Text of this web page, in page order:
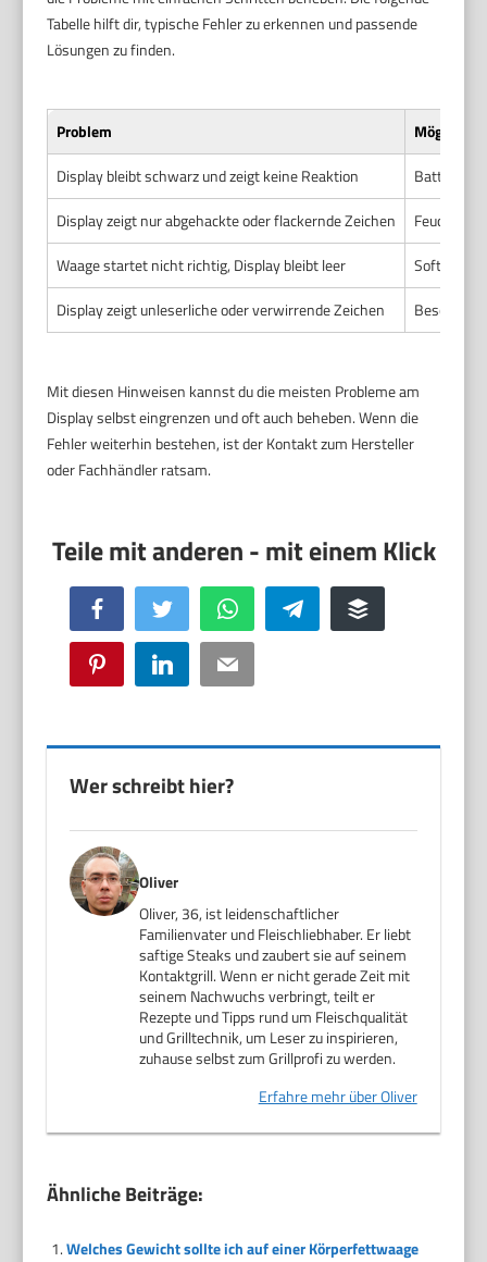
Tabelle hilft dir, typische Fehler zu erkennen und passende
Lösungen zu finden.
Problem
Mögliche
Display bleibt schwarz und zeigt keine Reaktion
Batterien
Display zeigt nur abgehackte oder flackernde Zeichen
Waage startet nicht richtig, Display bleibt leer
Display zeigt unleserliche oder verwirrende Zeichen
Mit diesen Hinweisen kannst du die meisten Probleme am
Display selbst eingrenzen und oft auch beheben. Wenn die
Fehler weiterhin bestehen, ist der Kontakt zum Hersteller
oder Fachhändler ratsam.
Facebook Twitter WhatsApp Telegram Buffer
Pinterest LinkedIn Email
Wer schreibt hier?
Oliver
Oliver, 36, ist leidenschaftlicher
Familienvater und Fleischliebhaber. Er liebt
saftige Steaks und zaubert sie auf seinem
Kontaktgrill. Wenn er nicht gerade Zeit mit
seinem Nachwuchs verbringt, teilt er
Rezepte und Tipps rund um Fleischqualität
und Grilltechnik, um Leser zu inspirieren,
zuhause selbst zum Grillprofi zu werden.
Erfahre mehr über Oliver
Ähnliche Beiträge:
Welches Gewicht sollte ich auf einer Körperfettwaage